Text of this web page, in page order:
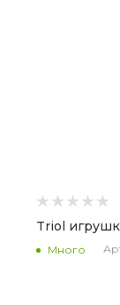
Triol
Много